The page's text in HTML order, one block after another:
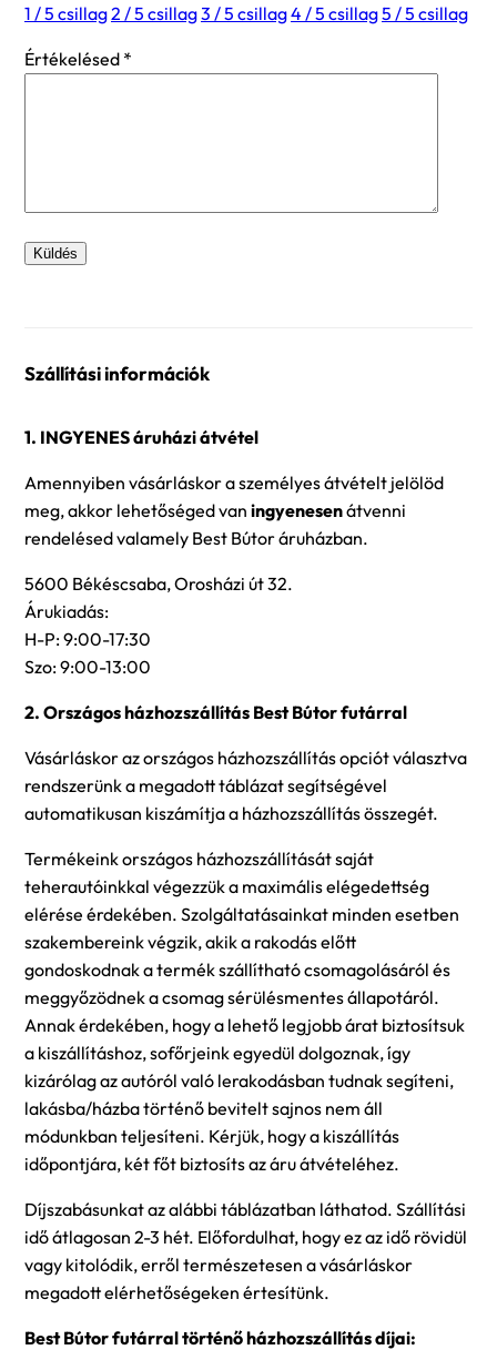
1 / 5 csillag2 / 5 csillag3 / 5 csillag4 / 5 csillag5 / 5 csillag
Értékelésed *
Szállítási információk
1. INGYENES áruházi átvétel
Amennyiben vásárláskor a személyes átvételt jelölöd
meg, akkor lehetőséged van ingyenesenátvenni
rendelésed valamely Best Bútor áruházban.
5600 Békéscsaba, Orosházi út 32.
Árukiadás:
H-P: 9:00-17:30
Szo: 9:00-13:00
2. Országos házhozszállítás Best Bútor futárral
Vásárláskor az országos házhozszállítás opciót választva
rendszerünk a megadott táblázat segítségével
automatikusan kiszámítja a házhozszállítás összegét.
Termékeink országos házhozszállítását saját
teherautóinkkal végezzük a maximális elégedettség
elérése érdekében. Szolgáltatásainkat minden esetben
szakembereink végzik, akik a rakodás előtt
gondoskodnak a termék szállítható csomagolásáról és
meggyőzödnek a csomag sérülésmentes állapotáról.
Annak érdekében, hogy a lehető legjobb árat biztosítsuk
a kiszállításhoz, sofőrjeink egyedül dolgoznak, így
kizárólag az autóról való lerakodásban tudnak segíteni,
lakásba/házba történő bevitelt sajnos nem áll
módunkban teljesíteni. Kérjük, hogy a kiszállítás
időpontjára, két főt biztosíts az áru átvételéhez.
Díjszabásunkat az alábbi táblázatban láthatod. Szállítási
idő átlagosan 2-3 hét. Előfordulhat, hogy ez az idő rövidül
vagy kitolódik, erről természetesen a vásárláskor
megadott elérhetőségeken értesítünk.
Best Bútor futárral történő házhozszállítás díjai: